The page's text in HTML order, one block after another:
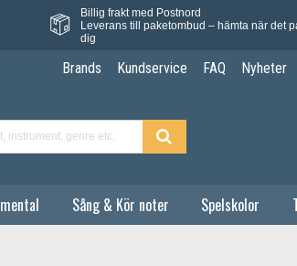
Billig frakt med Postnord
Leverans till paketombud – hämta när det
dig
Brands Kundservice FAQ Nyheter
Sång & Kör noter Spelskolor